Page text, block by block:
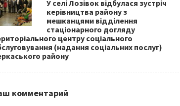
k
У селі Лозівок відбулася зустріч
керівництва району з
мешканцями відділення
стаціонарного догляду
центру соціального
(надання соціальних послуг)
району
комментарий